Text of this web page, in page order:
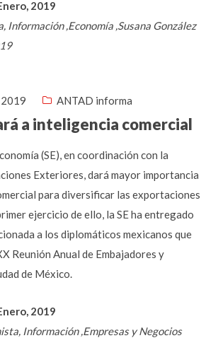
2019
Información ,Economía ,Susana González
2019 ANTAD informa
a inteligencia comercial
(SE), en coordinación con la
Exteriores, dará mayor importancia
para diversificar las exportaciones
ejercicio de ello, la SE ha entregado
a los diplomáticos mexicanos que
Reunión Anual de Embajadores y
de México.
2019
Información ,Empresas y Negocios